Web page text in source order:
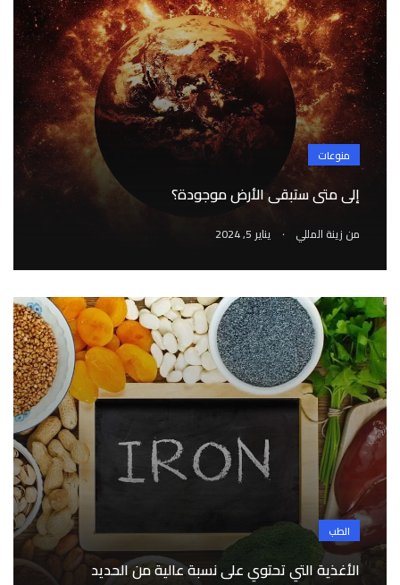
منوعات
إلى متى ستبقى الأرض موجودة؟
من زينة المللي . يناير 5, 2024
الطب
الأغذية التي تحتوي على نسبة عالية من الحديد